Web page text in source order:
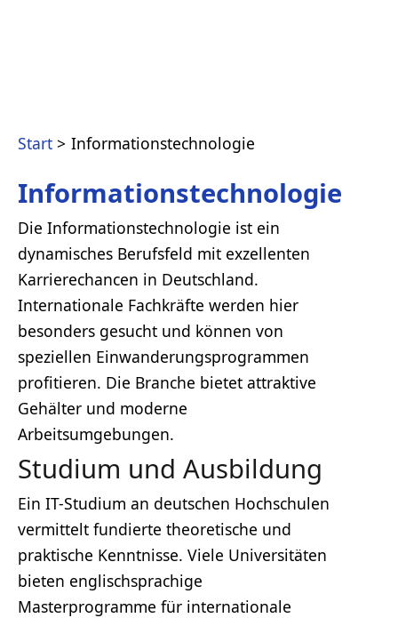
Start Informationstechnologie
Informationstechnologie
Die Informationstechnologie ist ein
dynamisches Berufsfeld mit exzellenten
Karrierechancen in Deutschland.
Internationale Fachkräfte werden hier
besonders gesucht und können von
speziellen Einwanderungsprogrammen
profitieren. Die Branche bietet attraktive
Gehälter und moderne
Arbeitsumgebungen.
Studium und Ausbildung
Ein IT-Studium an deutschen Hochschulen
vermittelt fundierte theoretische und
praktische Kenntnisse. Viele Universitäten
bieten englischsprachige
Masterprogramme für internationale